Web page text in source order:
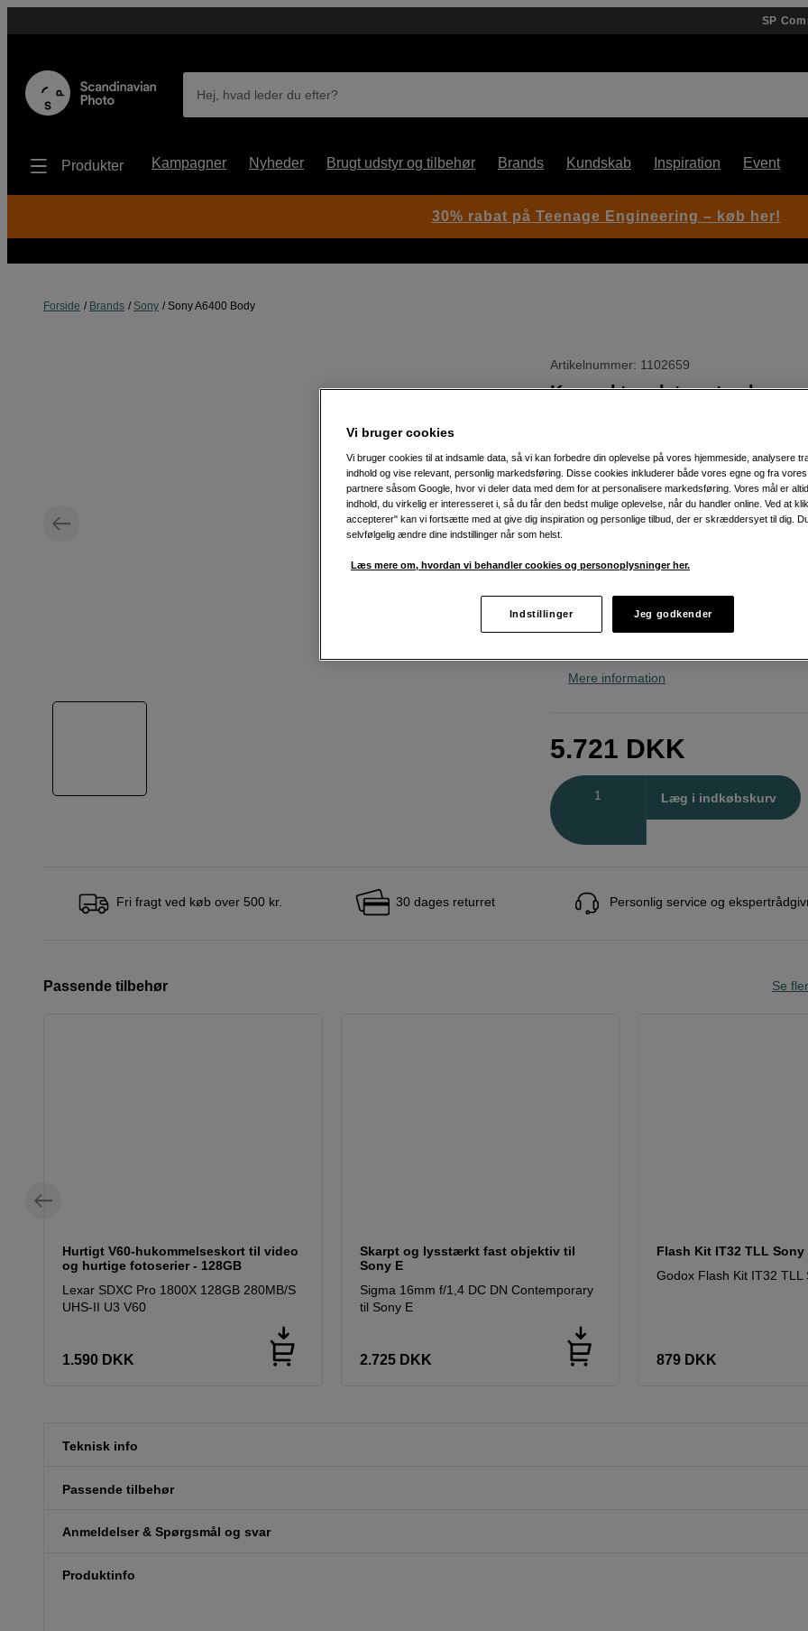
SP
Hej, hvad leder du efter?
Produkter Kampagner Nyheder Brugt udstyr og tilbehør Brands Kundskab Inspiration Event
Forside Brands Sony Sony A6400 Body
Artikelnummer: 1102659
Kompakt og let
Weblager:Forventet levering ca. 9-13
efter bestilling
København
24,2 megapixel APS-C-sensor
Virkelig hurtig autofokus
Mere information
5.721 DKK
Læg i indkøbskurv
Fri fragt ved køb over 500 kr. 30 dages returret Personlig service og
Passende tilbehør Se
Hurtigt V60-hukommelseskort til video
og hurtige fotoserier - 128GB
Lexar SDXC Pro 1800X 128GB 280MB/S
UHS-II U3 V60
1.590 DKK
Skarpt og lysstærkt fast objektiv til
Sony E
Sigma 16mm f/1,4 DC DN Contemporary
til Sony E
2.725 DKK
Flash Kit IT32 TLL Sony
Godox Flash Kit IT32 TLL
879 DKK
Teknisk info
Passende tilbehør
Anmeldelser & Spørgsmål og svar
Produktinfo
30% rabat på Teenage Engineering – køb her!
Vi bruger cookies
Vi bruger cookies til at indsamle data, så vi kan forbedre din oplevelse på vores hjemmeside, analysere
indhold og vise relevant, personlig markedsføring. Disse cookies inkluderer både vores egne og fra
partnere såsom Google, hvor vi deler data med dem for at personalisere markedsføring. Vores mål er
indhold, du virkelig er interesseret i, så du får den bedst mulige oplevelse, når du handler online. Ved at
accepterer" kan vi fortsætte med at give dig inspiration og personlige tilbud, der er skræddersyet til dig.
selvfølgelig ændre dine indstillinger når som helst.
Læs mere om, hvordan vi behandler cookies og personoplysninger her.
Indstillinger Jeg godkender